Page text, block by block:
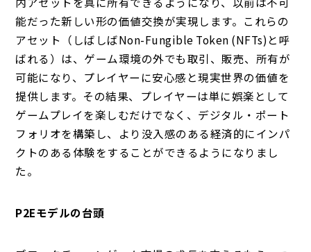
能だった新しい形の価値交換が実現します。これらの
アセット（しばしばNon-Fungible Token (NFTs)と呼
ばれる）は、ゲーム環境の外でも取引、販売、所有が
可能になり、プレイヤーに安心感と現実世界の価値を
提供します。その結果、プレイヤーは単に娯楽として
ゲームプレイを楽しむだけでなく、デジタル・ポート
フォリオを構築し、より没入感のある経済的にインパ
クトのある体験をすることができるようになりまし
た。
P2Eモデルの台頭